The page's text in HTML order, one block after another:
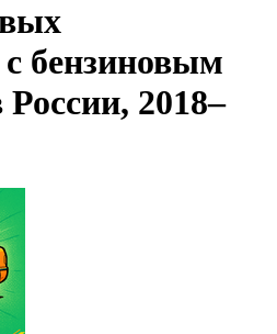
бензиновым
2018–